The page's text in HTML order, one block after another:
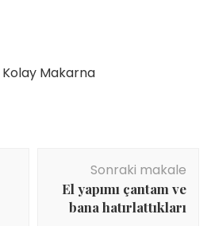
Sonraki makale
El yapımı çantam ve
bana hatırlattıkları